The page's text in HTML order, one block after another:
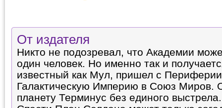
От издателя
Никто не подозревал, что Академии
один человек. Но именно так и
известный как Мул, пришел с
Галактическую Империю в Союз Миров.
планету Терминус без единого выстрела.